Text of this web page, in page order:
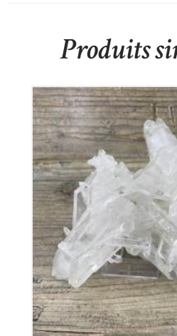
Produits
Cristal de
280€